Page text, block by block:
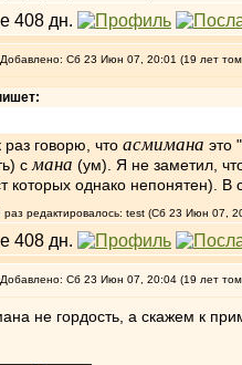
Добавлено: Сб 23 Июн 07, 20:01 (19 лет
раз говорю, что асмимана это
с мана (ум). Я не заметил,
которых однако непонятен).
редактировалось: test (Сб 23 Июн 07,
Добавлено: Сб 23 Июн 07, 20:04 (19 лет
не гордость, а скажем к